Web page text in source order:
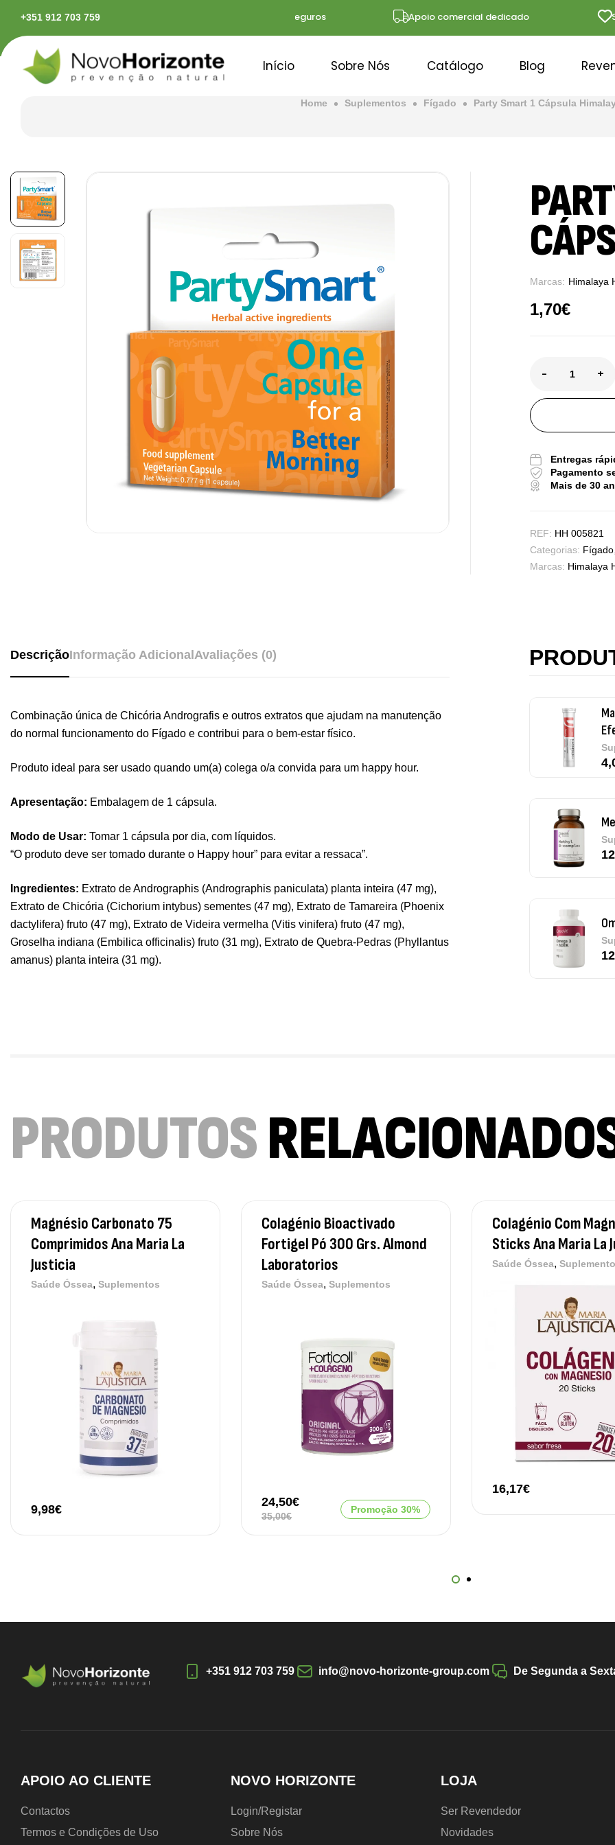
+351 912 703 759
em território continental Pagamentos seguros Apoio comercial dedicado
Início Sobre Nós Catálogo Blog
Home Suplementos Fígado Party Smart 1 Cápsula
Marcas: Himalaya
1,70€
- +
Entregas
Pagamento
Mais de 30
REF: HH 005821
Categorias: Fígado,
Marcas: Himalaya
DescriçãoInformação Adicional Avaliações (0)
Combinação única de Chicória Andrografis e outros extratos que ajudam na manutenção
do normal funcionamento do Fígado e contribui para o bem-estar físico.
Produto ideal para ser usado quando um(a) colega o/a convida para um happy hour.
Apresentação: Embalagem de 1 cápsula.
Modo de Usar: Tomar 1 cápsula por dia, com líquidos.
“O produto deve ser tomado durante o Happy hour” para evitar a ressaca”.
Ingredientes: Extrato de Andrographis (Andrographis paniculata) planta inteira (47 mg),
Extrato de Chicória (Cichorium intybus) sementes (47 mg), Extrato de Tamareira (Phoenix
dactylifera) fruto (47 mg), Extrato de Videira vermelha (Vitis vinifera) fruto (47 mg),
Groselha indiana (Embilica officinalis) fruto (31 mg), Extrato de Quebra-Pedras (Phyllantus
amanus) planta inteira (31 mg).
PRODUTOS
Magnésio Carbonato 75
Comprimidos Ana Maria La
Justicia
Saúde Óssea, Suplementos
9,98€
Colagénio Bioactivado
Fortigel Pó 300 Grs. Almond
Laboratorios
Saúde Óssea, Suplementos
35,00€
24,50€
Promoção 30%
Colagénio Com
Sticks Ana Maria La
Saúde Óssea,
16,17€
+351 912 703 759 info@novo-horizonte-group.com De Segunda a
APOIO AO CLIENTE
Contactos
Termos e Condições de Uso
NOVO HORIZONTE
Login/Registar
Sobre Nós
LOJA
Ser Revendedor
Novidades